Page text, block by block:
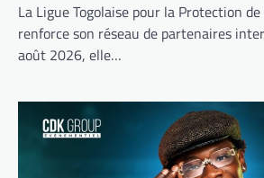
La Ligue Togolaise pour la Protection de
renforce son réseau de partenaires
août 2026, elle…